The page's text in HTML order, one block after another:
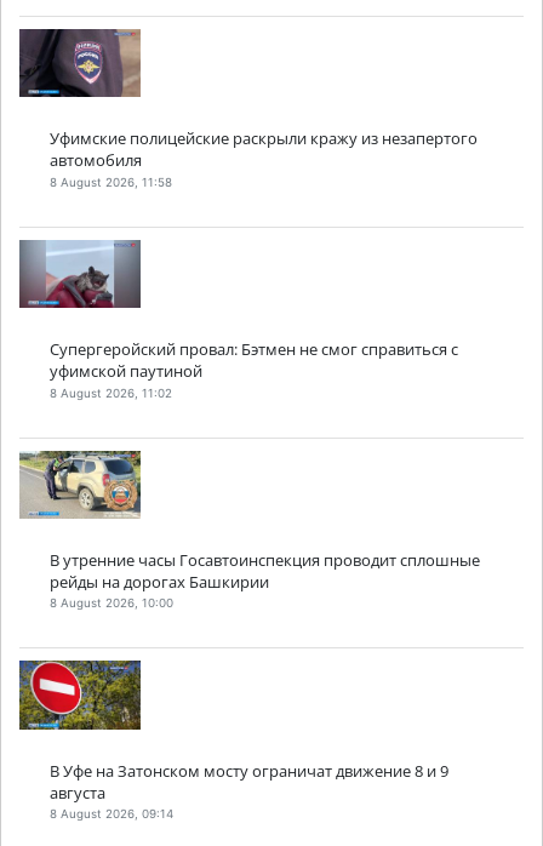
Уфимские полицейские раскрыли кражу из незапертого
автомобиля
8 August 2026, 11:58
Супергеройский провал: Бэтмен не смог справиться с
уфимской паутиной
8 August 2026, 11:02
В утренние часы Госавтоинспекция проводит сплошные
рейды на дорогах Башкирии
8 August 2026, 10:00
В Уфе на Затонском мосту ограничат движение 8 и 9
августа
8 August 2026, 09:14